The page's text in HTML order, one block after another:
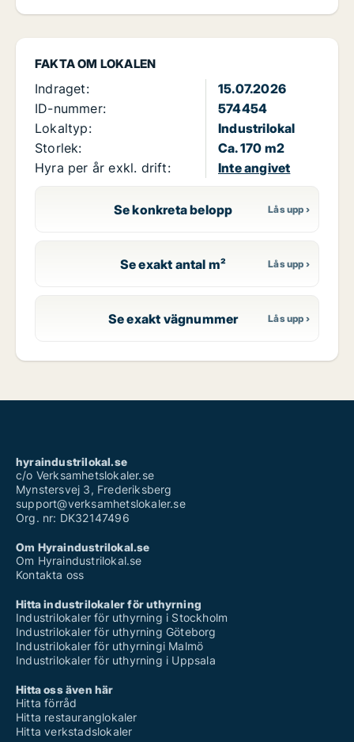
FAKTA OM LOKALEN
Indraget:
15.07.2026
ID-nummer:
574454
Lokaltyp:
Industrilokal
Storlek:
Ca. 170 m2
Hyra per år exkl. drift:
Inte angivet
Se konkreta belopp
Se exakt antal m²
Se exakt vägnummer
hyraindustrilokal.se
c/o Verksamhetslokaler.se
Mynstersvej 3, Frederiksberg
support@verksamhetslokaler.se
Org. nr: DK32147496
Om Hyraindustrilokal.se
Om Hyraindustrilokal.se
Kontakta oss
Hitta industrilokaler för uthyrning
Industrilokaler för uthyrning i Stockholm
Industrilokaler för uthyrning Göteborg
Industrilokaler för uthyrningi Malmö
Industrilokaler för uthyrning i Uppsala
Hitta oss även här
Hitta förråd
Hitta restauranglokaler
Hitta verkstadslokaler